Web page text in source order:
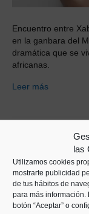
las
Utilizamos cookies
mostrarte publicidad
de tus hábitos de
para más información.
botón “Aceptar” o
Encuentro entre
en la ganbara del
dramática que se
africanas.
Leer más